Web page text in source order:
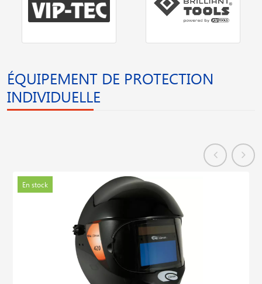
ÉQUIPEMENT DE PROTECTION
INDIVIDUELLE
En stock